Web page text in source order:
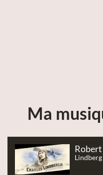
Ma
Lindberg